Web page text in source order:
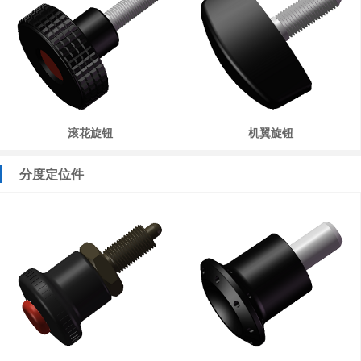
滚花旋钮 机翼旋钮
分度定位件